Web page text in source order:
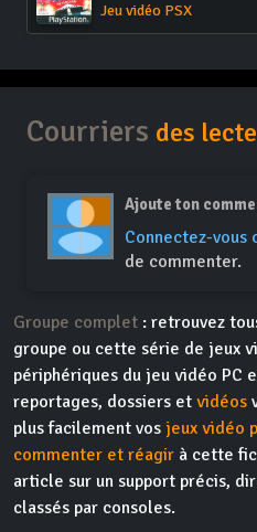
Jeu vidéo PSX
Courriers des
Ajoute ton
Connectez-vous
de commenter.
Groupe complet : retrouvez
groupe ou cette série de jeux
périphériques du jeu vidéo PC
reportages, dossiers et vidéos
plus facilement vos jeux vidéo
commenter et réagir à cette
article sur un support précis,
classés par consoles.